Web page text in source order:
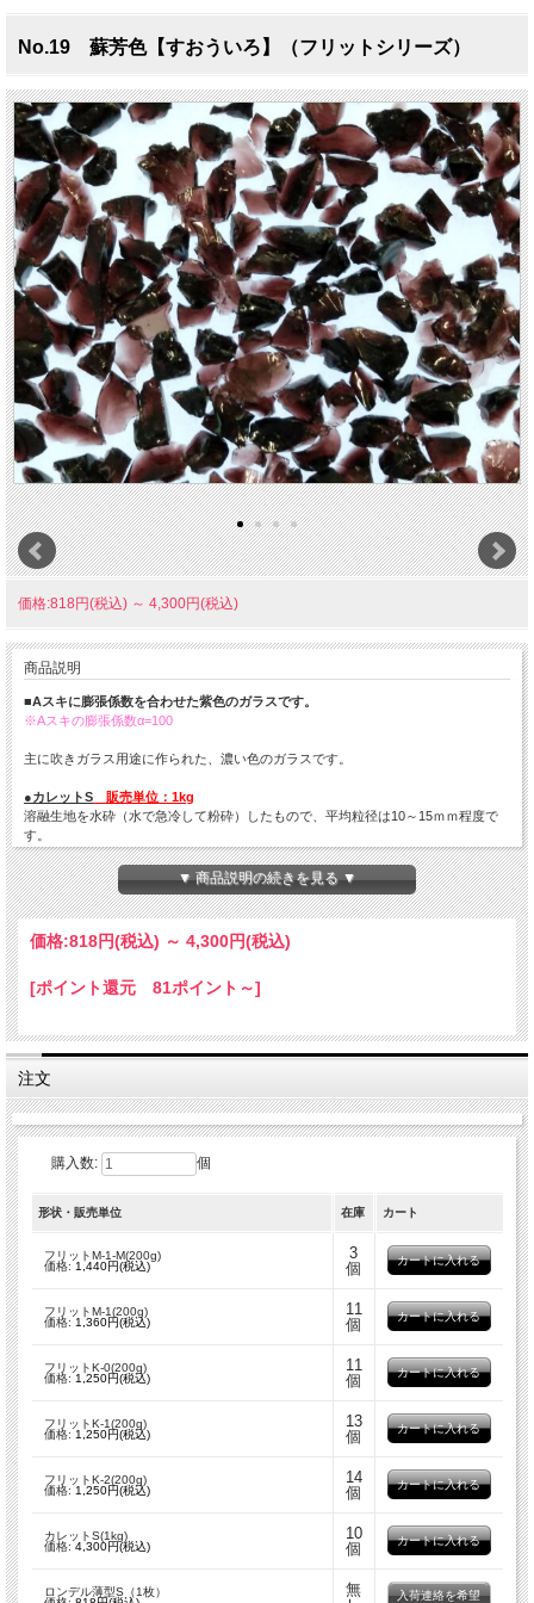
No.19 蘇芳色【すおういろ】（フリットシリーズ）
価格:818円(税込) ～ 4,300円(税込)
商品説明
■Aスキに膨張係数を合わせた紫色のガラスです。
※Aスキの膨張係数α=100
主に吹きガラス用途に作られた、濃い色のガラスです。
●カレットS 販売単位：1kg
溶融生地を水砕（水で急冷して粉砕）したもので、平均粒径は10～15ｍｍ程度で
す。
キャスティングやパートドヴェールの他、坩堝溶融でもお使いいただけます。
●フリット（M-1-M、M-1、K-0、K-1、K-2）販売単位：200g
ガラスを粉砕し、各粒度に篩い分けしたものです。※各粒度の比較画像はこちらを
クリック
K-2: 2.4～3.5ｍｍ程度 K-1：1.0～2.4ｍｍ K-0：0.5～1.0ｍｍ
にて約20時間粉砕加工）
【フリット梱包形態：～1ｋｇ：チャック付パック／1.2ｋｇ～：ビニール袋】
※200ｇずつの小分け梱包、1ｋｇの場合のプラスチックケース梱包は終了致しま
した。
●ロッド 販売終了致しました。
金型で挟み、薄く平たい皿状に成型したものです。
手づくりのため、各サイズ重量にバラつきがあります。
詳細についてはこちらをクリック
▼ 商品説明の続きを見る ▼
価格:818円(税込) ～ 4,300円(税込)
[ポイント還元 81ポイント～]
注文
購入数: 個
形状・販売単位 在庫 カート
フリットM-1-M(200g)
価格: 1,440円(税込)
3
個
フリットM-1(200g)
価格: 1,360円(税込)
11
個
フリットK-0(200g)
価格: 1,250円(税込)
11
個
フリットK-1(200g)
価格: 1,250円(税込)
13
個
フリットK-2(200g)
価格: 1,250円(税込)
14
個
カレットS(1kg)
価格: 4,300円(税込)
10
個
ロンデル薄型S（1枚）
無
入荷連絡を希望